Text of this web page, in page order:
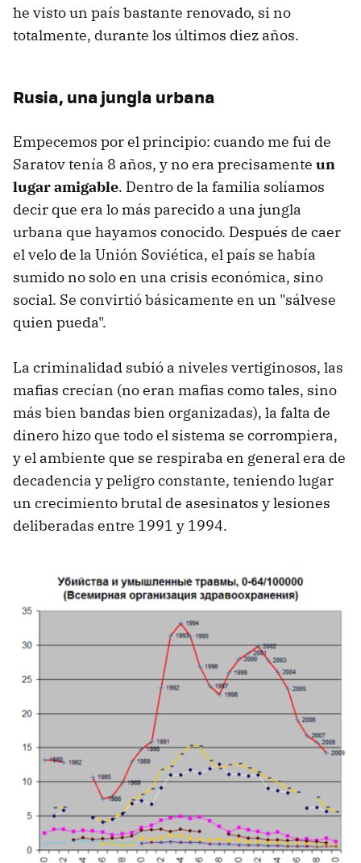
he visto un país bastante renovado, si no
totalmente, durante los últimos diez años.
Rusia, una jungla urbana
Empecemos por el principio: cuando me fui de
Saratov tenía 8 años, y no era precisamente un
lugar amigable. Dentro de la familia solíamos
decir que era lo más parecido a una jungla
urbana que hayamos conocido. Después de caer
el velo de la Unión Soviética, el país se había
sumido no solo en una crisis económica, sino
social. Se convirtió básicamente en un "sálvese
quien pueda".
La criminalidad subió a niveles vertiginosos, las
mafias crecían (no eran mafias como tales, sino
más bien bandas bien organizadas), la falta de
dinero hizo que todo el sistema se corrompiera,
y el ambiente que se respiraba en general era de
decadencia y peligro constante, teniendo lugar
un crecimiento brutal de asesinatos y lesiones
deliberadas entre 1991 y 1994.